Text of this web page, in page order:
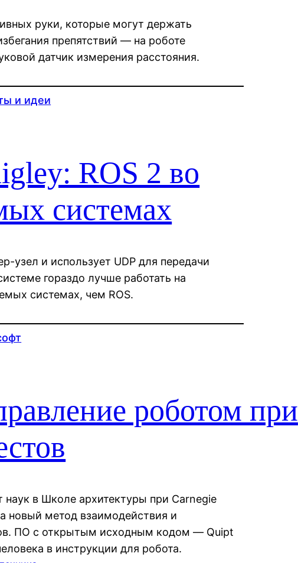
руки, которые могут держать
препятствий — на роботе
датчик измерения расстояния.
и идеи
ROS 2 во
системах
узел и использует UDP для передачи
гораздо лучше работать на
системах, чем ROS.
роботом при
наук в Школе архитектуры при Carnegie
новый метод взаимодействия и
ПО с открытым исходным кодом — Quipt
в инструкции для робота.